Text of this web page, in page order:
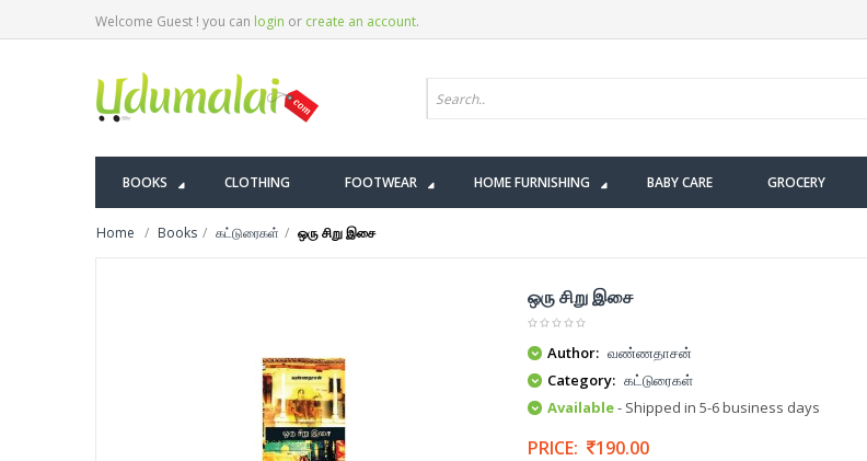
Welcome Guest ! you can login or create an account.
BOOKS CLOTHING FOOTWEAR HOME FURNISHING BABY CARE GROCERY
Home Books கட்டுரைகள் ஒரு சிறு இசை
ஒரு சிறு இசை
Author: வண்ணதாசன்
Category: கட்டுரைகள்
Available- Shipped in 5-6 business days
PRICE: 190.00